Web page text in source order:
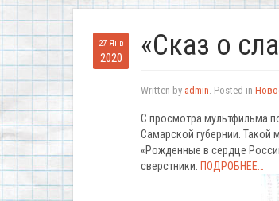
27 Янв
2020 «Сказ о
Written by admin. Posted in
С просмотра мультфильма
Самарской губернии. Такой
«Рожденные в сердце
сверстники. ПОДРОБНЕЕ…